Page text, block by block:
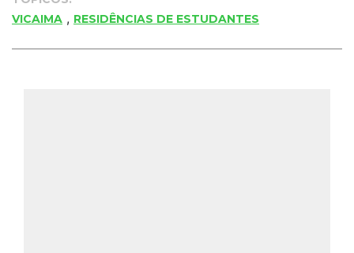
VICAIMA , RESIDÊNCIAS DE ESTUDANTES